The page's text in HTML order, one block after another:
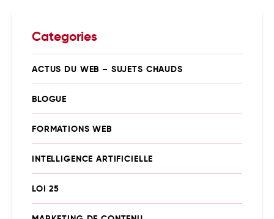
Categories
ACTUS DU WEB – SUJETS CHAUDS
BLOGUE
FORMATIONS WEB
INTELLIGENCE ARTIFICIELLE
LOI 25